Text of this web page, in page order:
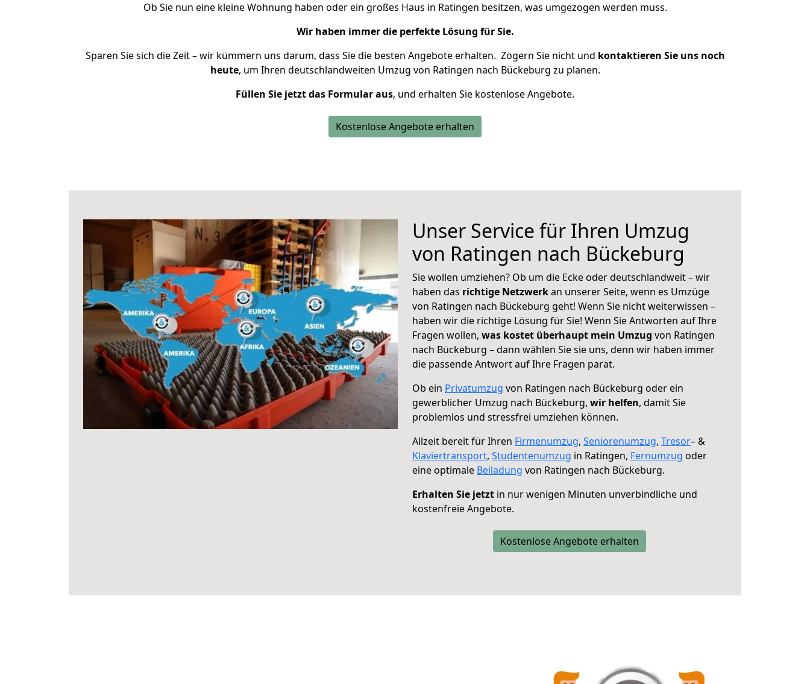
Ob Sie nun eine kleine Wohnung haben oder ein großes Haus in Ratingen besitzen, was umgezogen werden muss.
Wir haben immer die perfekte Lösung für Sie.
Sparen Sie sich die Zeit – wir kümmern uns darum, dass Sie die besten Angebote erhalten. Zögern Sie nicht und kontaktieren Sie uns noch
heute, um Ihren deutschlandweiten Umzug von Ratingen nach Bückeburg zu planen.
Füllen Sie jetzt das Formular aus, und erhalten Sie kostenlose Angebote.
Kostenlose Angebote erhalten
Unser Service für Ihren Umzug
von Ratingen nach Bückeburg
Sie wollen umziehen? Ob um die Ecke oder deutschlandweit – wir
haben das richtige Netzwerkan unserer Seite, wenn es Umzüge
von Ratingen nach Bückeburg geht! Wenn Sie nicht weiterwissen –
haben wir die richtige Lösung für Sie! Wenn Sie Antworten auf Ihre
Fragen wollen, was kostet überhaupt mein Umzug von Ratingen
nach Bückeburg – dann wählen Sie sie uns, denn wir haben immer
die passende Antwort auf Ihre Fragen parat.
Ob ein Privatumzug von Ratingen nach Bückeburg oder ein
gewerblicher Umzug nach Bückeburg, wir helfen, damit Sie
problemlos und stressfrei umziehen können.
Allzeit bereit für Ihren Firmenumzug, Seniorenumzug, Tresor– &
Klaviertransport, Studentenumzug in Ratingen, Fernumzug oder
eine optimale Beiladung von Ratingen nach Bückeburg.
Erhalten Sie jetzt in nur wenigen Minuten unverbindliche und
kostenfreie Angebote.
Kostenlose Angebote erhalten